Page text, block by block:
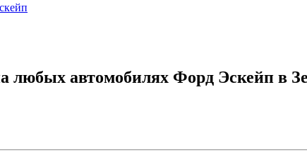
любых автомобилях Форд Эскейп в